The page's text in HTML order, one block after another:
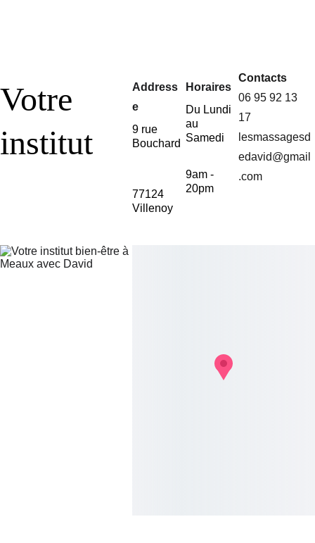
Votre
institut
Horaires
Du Lundi
au
Samedi
9am -
20pm
Address
e
9 rue
Bouchard
77124
Villenoy
Contacts
06 95 92 13
17
lesmassagesd
edavid@gmail
.com